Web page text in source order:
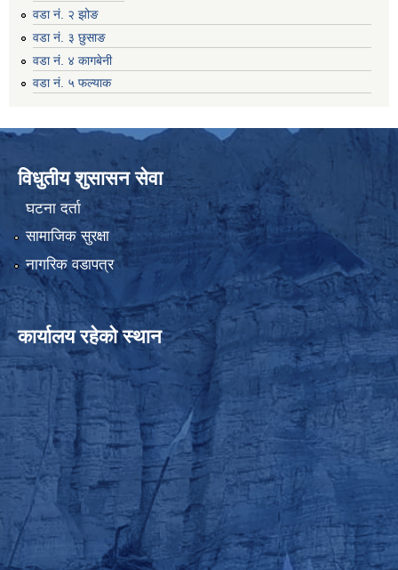
वडा नं. २ झोङ
वडा नं. ३ छुसाङ
वडा नं. ४ कागबेनी
वडा नं. ५ फल्याक
विधुतीय शुसासन सेवा
घटना दर्ता
सामाजिक सुरक्षा
नागरिक वडापत्र
कार्यालय रहेको स्थान